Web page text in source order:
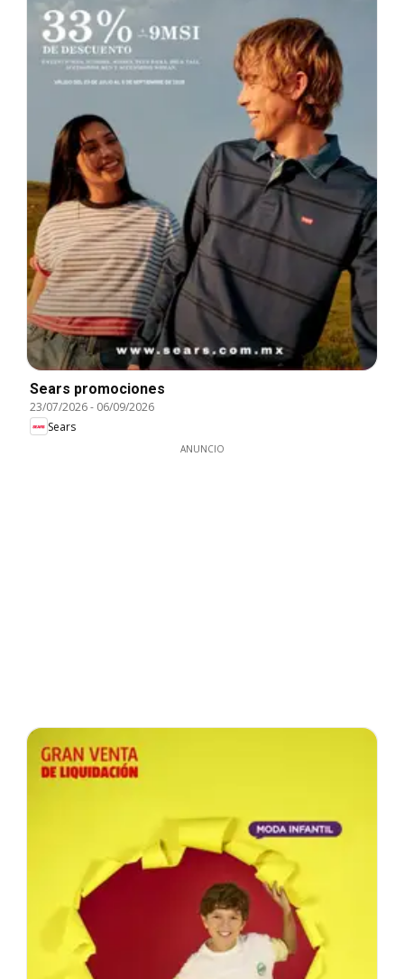
Sears promociones
23/07/2026- 06/09/2026
Sears
ANUNCIO